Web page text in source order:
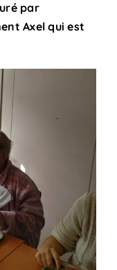
par
Axel qui est